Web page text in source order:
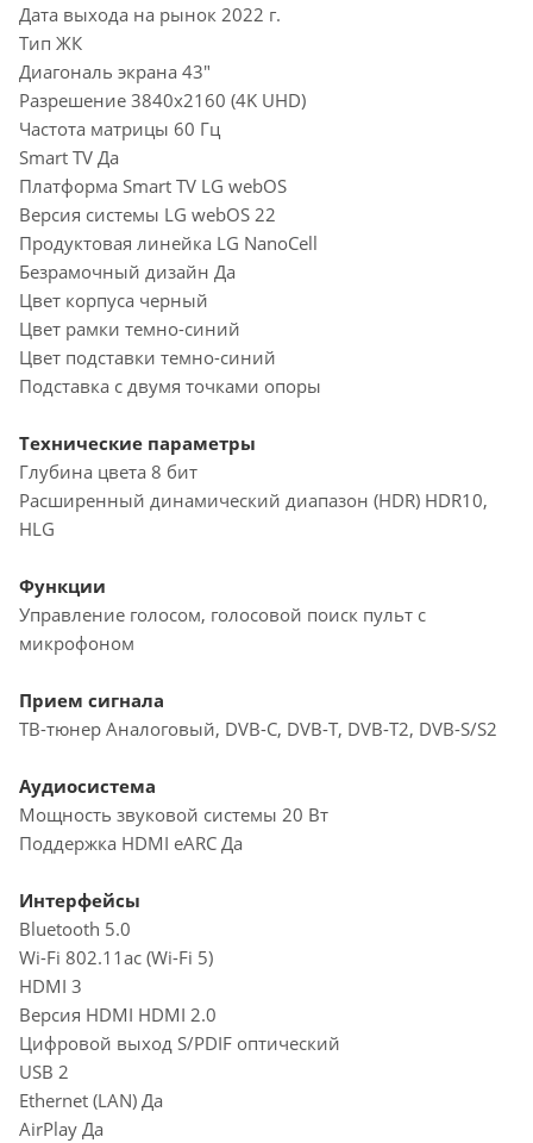
Дата выхода на рынок 2022 г.
Тип ЖК
Диагональ экрана 43"
Разрешение 3840x2160 (4K UHD)
Частота матрицы 60 Гц
Smart TV Да
Платформа Smart TV LG webOS
Версия системы LG webOS 22
Продуктовая линейка LG NanoCell
Безрамочный дизайн Да
Цвет корпуса черный
Цвет рамки темно-синий
Цвет подставки темно-синий
Подставка с двумя точками опоры
Технические параметры
Глубина цвета 8 бит
Расширенный динамический диапазон (HDR) HDR10,
HLG
Функции
Управление голосом, голосовой поиск пульт с
микрофоном
Прием сигнала
ТВ-тюнер Аналоговый, DVB-C, DVB-T, DVB-T2, DVB-S/S2
Аудиосистема
Мощность звуковой системы 20 Вт
Поддержка HDMI eARC Да
Интерфейсы
Bluetooth 5.0
Wi-Fi 802.11ac (Wi-Fi 5)
HDMI 3
Версия HDMI HDMI 2.0
Цифровой выход S/PDIF оптический
USB 2
Ethernet (LAN) Да
AirPlay Да